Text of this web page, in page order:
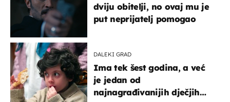
dviju obitelji, no ovaj mu je
put neprijatelj pomogao
DALEKI GRAD
Ima tek šest godina, a već
je jedan od
najnagrađivanijih dječjih